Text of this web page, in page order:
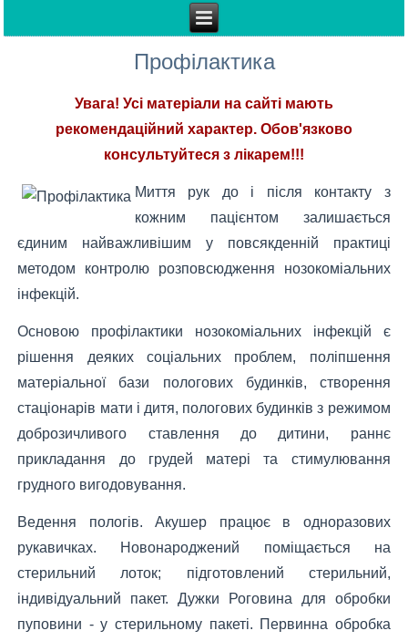
Профілактика
Увага! Усі матеріали на сайті мають
рекомендаційний характер. Обов'язково
консультуйтеся з лікарем!!!
Миття рук до і після контакту з
кожним пацієнтом залишається
єдиним найважливішим у повсякденній практиці
методом контролю розповсюдження нозокоміальних
інфекцій.
Основою профілактики нозокоміальних інфекцій є
рішення деяких соціальних проблем, поліпшення
матеріальної бази пологових будинків, створення
стаціонарів мати і дитя, пологових будинків з режимом
доброзичливого ставлення до дитини, раннє
прикладання до грудей матері та стимулювання
грудного вигодовування.
Ведення пологів. Акушер працює в одноразових
рукавичках. Новонароджений поміщається на
стерильний лоток; підготовлений стерильний,
індивідуальний пакет. Дужки Роговина для обробки
пуповини - у стерильному пакеті. Первинна обробка